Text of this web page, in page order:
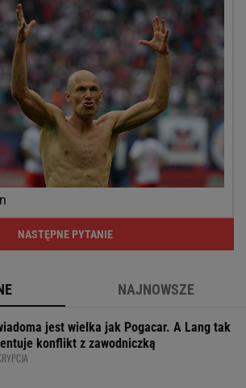
NASTĘPNE PYTANIE
NAJNOWSZE
jest wielka jak Pogacar. A Lang tak
konflikt z zawodniczką